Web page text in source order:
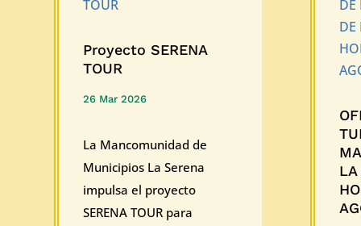
Proyecto SERENA
TOUR
26 Mar 2026
La Mancomunidad de
Municipios La Serena
impulsa el proyecto
SERENA TOUR para
LA